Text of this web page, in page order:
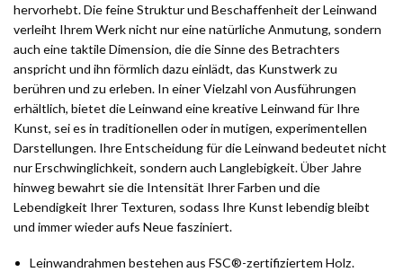
hervorhebt. Die feine Struktur und Beschaffenheit der Leinwand
verleiht Ihrem Werk nicht nur eine natürliche Anmutung, sondern
auch eine taktile Dimension, die die Sinne des Betrachters
anspricht und ihn förmlich dazu einlädt, das Kunstwerk zu
berühren und zu erleben. In einer Vielzahl von Ausführungen
erhältlich, bietet die Leinwand eine kreative Leinwand für Ihre
Kunst, sei es in traditionellen oder in mutigen, experimentellen
Darstellungen. Ihre Entscheidung für die Leinwand bedeutet nicht
nur Erschwinglichkeit, sondern auch Langlebigkeit. Über Jahre
hinweg bewahrt sie die Intensität Ihrer Farben und die
Lebendigkeit Ihrer Texturen, sodass Ihre Kunst lebendig bleibt
und immer wieder aufs Neue fasziniert.
Leinwandrahmen bestehen aus FSC®-zertifiziertem Holz.